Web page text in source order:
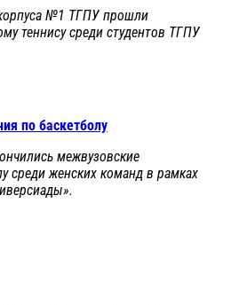
№1 ТГПУ прошли
теннису среди студентов ТГПУ
по баскетболу
межвузовские
среди женских команд в рамках